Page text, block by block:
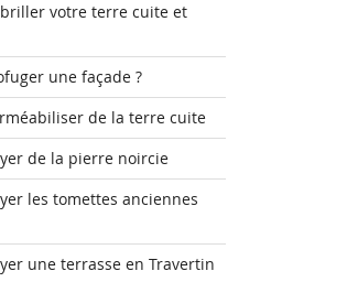
votre terre cuite et
une façade ?
de la terre cuite
de la pierre noircie
les tomettes anciennes
une terrasse en Travertin